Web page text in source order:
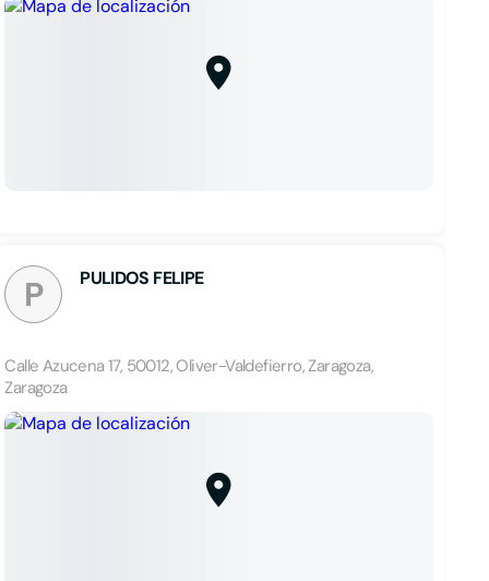
P PULIDOS FELIPE
Calle Azucena 17, 50012, Oliver-Valdefierro, Zaragoza,
Zaragoza